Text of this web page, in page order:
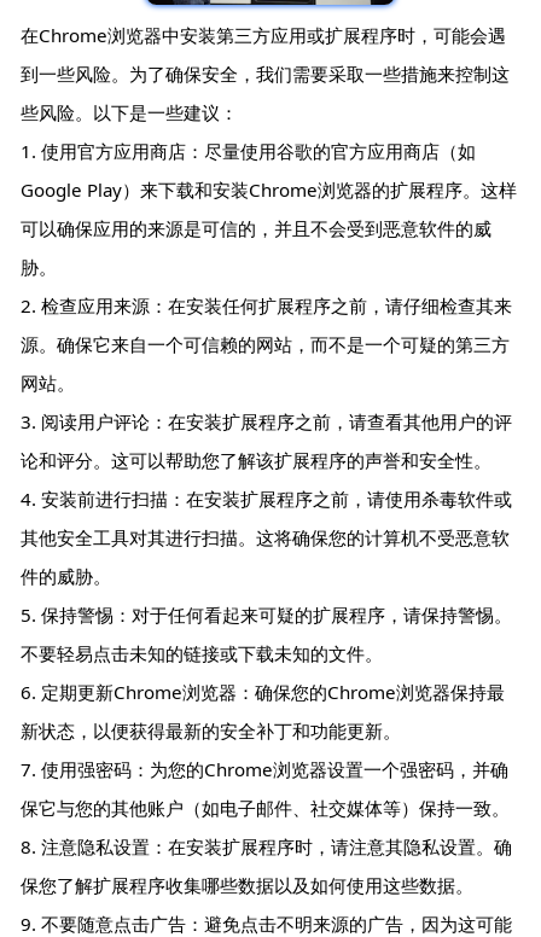
在Chrome浏览器中安装第三方应用或扩展程序时，可能会遇
到一些风险。为了确保安全，我们需要采取一些措施来控制这
些风险。以下是一些建议：
1. 使用官方应用商店：尽量使用谷歌的官方应用商店（如
Google Play）来下载和安装Chrome浏览器的扩展程序。这样
可以确保应用的来源是可信的，并且不会受到恶意软件的威
胁。
2. 检查应用来源：在安装任何扩展程序之前，请仔细检查其来
源。确保它来自一个可信赖的网站，而不是一个可疑的第三方
网站。
3. 阅读用户评论：在安装扩展程序之前，请查看其他用户的评
论和评分。这可以帮助您了解该扩展程序的声誉和安全性。
4. 安装前进行扫描：在安装扩展程序之前，请使用杀毒软件或
其他安全工具对其进行扫描。这将确保您的计算机不受恶意软
件的威胁。
5. 保持警惕：对于任何看起来可疑的扩展程序，请保持警惕。
不要轻易点击未知的链接或下载未知的文件。
6. 定期更新Chrome浏览器：确保您的Chrome浏览器保持最
新状态，以便获得最新的安全补丁和功能更新。
7. 使用强密码：为您的Chrome浏览器设置一个强密码，并确
保它与您的其他账户（如电子邮件、社交媒体等）保持一致。
8. 注意隐私设置：在安装扩展程序时，请注意其隐私设置。确
保您了解扩展程序收集哪些数据以及如何使用这些数据。
9. 不要随意点击广告：避免点击不明来源的广告，因为这可能